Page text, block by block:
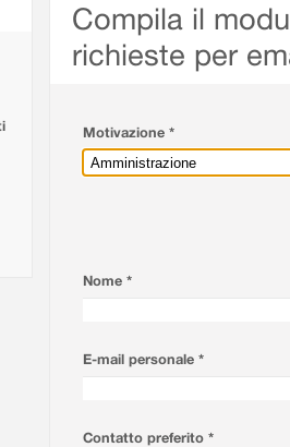
Compila il
richieste per
Motivazione *
Nome *
E-mail personale *
Contatto preferito *